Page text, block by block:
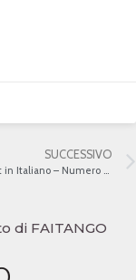
SUCCESSIVO
di FAITANGO